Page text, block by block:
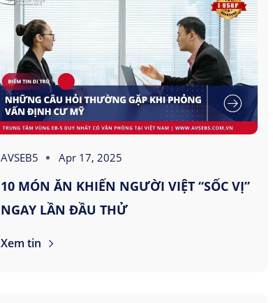
AVSEB5 Apr 17, 2025
10 MÓN ĂN KHIẾN NGƯỜI VIỆT “SỐC VỊ”
NGAY LẦN ĐẦU THỬ
Xem tin